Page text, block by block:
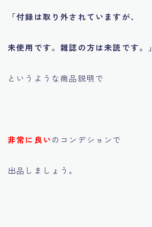
「付録は取り外されていますが、
未使用です。雜誌の方は未読です。」
というような商品説明で
非常に良いのコンデションで
出品しましょう。